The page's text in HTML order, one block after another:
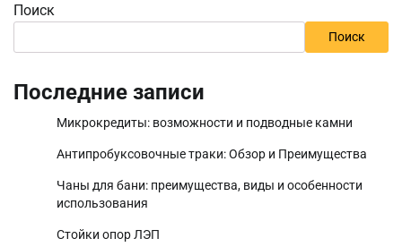
Поиск
Поиск
Последние записи
Микрокредиты: возможности и подводные камни
Антипробуксовочные траки: Обзор и Преимущества
Чаны для бани: преимущества, виды и особенности
использования
Стойки опор ЛЭП